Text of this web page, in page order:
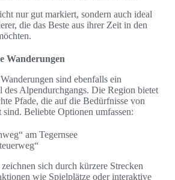
nur gut markiert, sondern auch ideal
die das Beste aus ihrer Zeit in den
Wanderungen
sind ebenfalls ein
des Alpendurchgangs. Die Region bietet
Pfade, die auf die Bedürfnisse von
Beliebte Optionen umfassen:
am Tegernsee
sich durch kürzere Strecken
wie Spielplätze oder interaktive